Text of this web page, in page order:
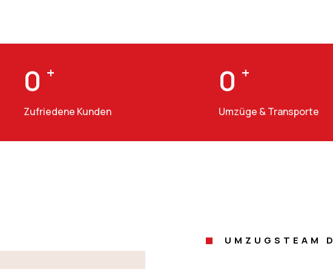
0 +
Zufriedene Kunden
0 +
Umzüge & Transporte
UMZUGSTEAM